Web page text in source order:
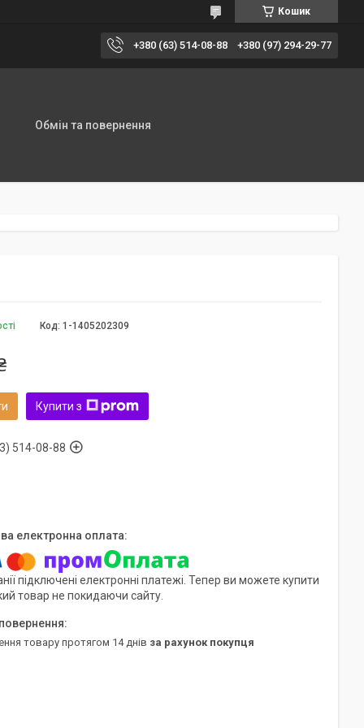
Кошик
+380 (63) 514-08-88 +380 (97) 294-29-77
Обмін та повернення
Код: 1-1405202309
Купити з
514-08-88
підключені електронні платежі. Тепер ви можете купити
товар не покидаючи сайту.
товару протягом 14 днів за рахунок покупця